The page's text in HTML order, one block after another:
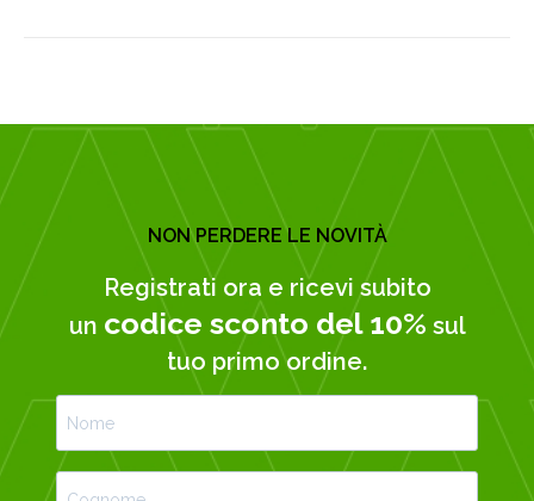
NON PERDERE LE NOVITÀ
Registrati ora e ricevi subito
un codice sconto del 10% sul
tuo primo ordine.